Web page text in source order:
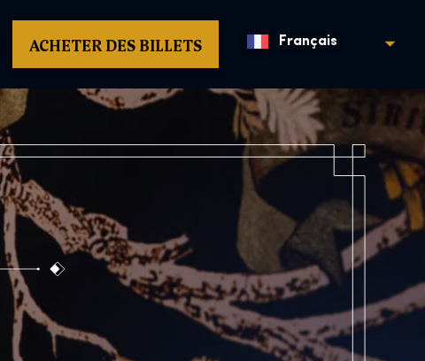
ACHETER DES BILLETS Français